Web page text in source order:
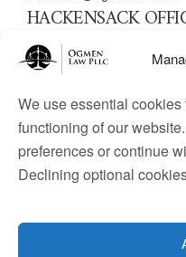
We use essential
functioning of our
preferences or continue
Declining optional
HACKENSACK
New Jersey Office
contact@ogmenlaw.com